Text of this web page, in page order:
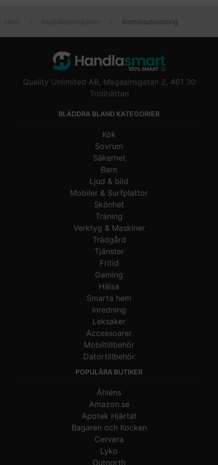
Kontorsutrustning
Quality Unlimited AB, Magasinsgatan 2, 461 30
Trollhättan
BLÄDDRA BLAND KATEGORIER
Kök
Sovrum
Säkerhet
Barn
Ljud & bild
Mobiler & Surfplattor
Skönhet
Träning
Verktyg & Maskiner
Trädgård
Tjänster
Fritid
Gaming
Hälsa
Smarta hem
Inredning
Leksaker
Accessoarer
Mobiltillbehör
Datortillbehör
POPULÄRA BUTIKER
Åhléns
Amazon.se
Apotek Hjärtat
Bagaren och Kocken
Cervera
Lyko
Outnorth